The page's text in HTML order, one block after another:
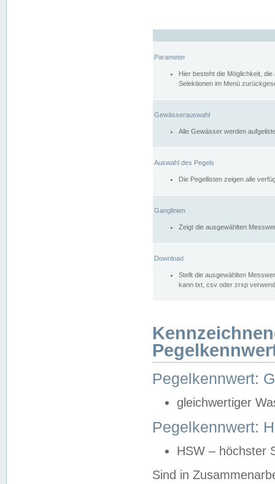
Parameter
Hier besteht die Möglichkeit,
Selektionen im Menü
Gewässerauswahl
Alle Gewässer werden
Auswahl des Pegels
Die Pegellisten zeigen alle
Ganglinien
Zeigt die ausgewählten
Download
Stellt die ausgewählten
kann txt, csv oder zrxp
Pegelkennwert:
gleichwertiger
Pegelkennwert:
HSW – höchster
Sind in